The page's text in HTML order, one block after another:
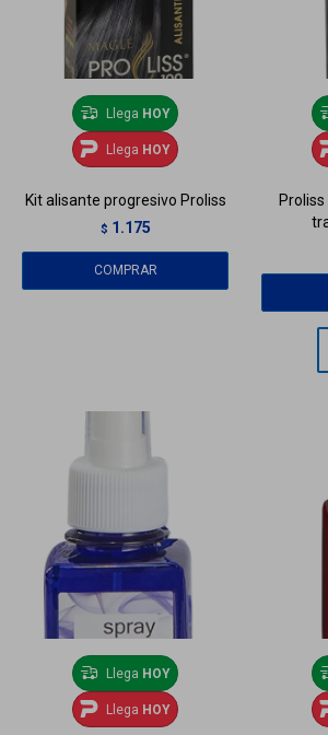
Llega HOY
Llega HOY
Kit alisante progresivo Proliss
$ 1.175
Llega HOY
Llega HOY